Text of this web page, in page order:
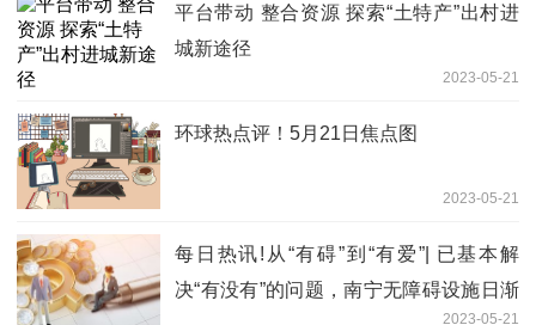
平台带动 整合资源 探索“土特产”出村进
城新途径
2023-05-21
环球热点评！5月21日焦点图
2023-05-21
每日热讯!从“有碍”到“有爱”| 已基本解
决“有没有”的问题，南宁无障碍设施日渐
2023-05-21